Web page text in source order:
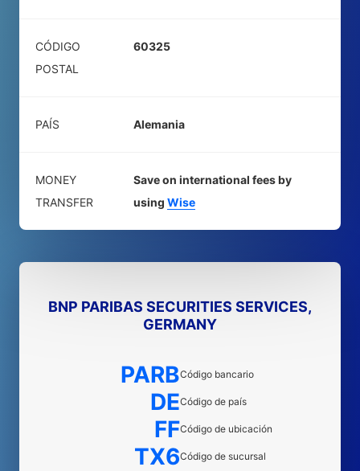
CÓDIGO
POSTAL
60325
PAÍS Alemania
MONEY
TRANSFER
Save on international fees by
using Wise
BNP PARIBAS SECURITIES SERVICES,
GERMANY
PARBCódigo bancario
DECódigo de país
FFCódigo de ubicación
TX6Código de sucursal